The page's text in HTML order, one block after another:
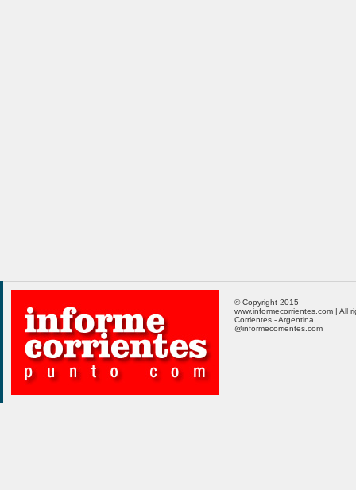
© Copyright 2015
www.informecorrientes.com | All
Corrientes - Argentina
@informecorrientes.com